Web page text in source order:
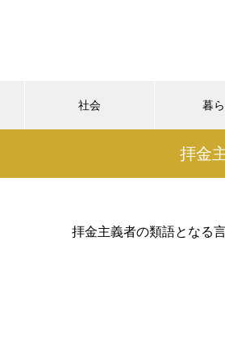
社会 暮
拝金
拝金主義者の類語となる